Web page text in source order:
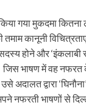
गया मुकदमा
कानूनी
होने और ‘इंकलाबी
भाषण में वह नफरत
अदालत द्वारा
नफरती भाषणों से